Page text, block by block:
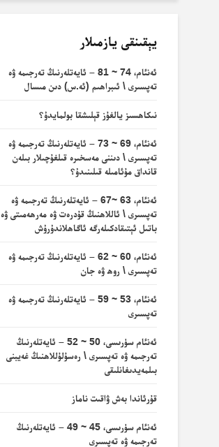
يېقىنقى يازمىلار
ئەنئام، 74 ~ 81 – ئايەتلەرنىڭ تەرجىمە ۋە
تەپسىرى \ ئىبراھىم (ئە.س) دىن مىسال
نىكاھسىز يالغۇز قېلىشقا بولمايدۇ؟
ئەنئام، 69 ~ 73 – ئايەتلەرنىڭ تەرجىمە ۋە
تەپسىرى \ دىننى مەسخىرە قىلغۇچىلار بىلەن
قانداق مۇئامىلە قىلىنىدۇ؟
ئەنئام، 63 ~67 – ئايەتلەرنىڭ تەرجىمە ۋە
تەپسىرى \ ئاللاھنىڭ قۇدرەت ۋە مەرھەمىتى ۋە
باتىل ئېتىقادكىلەرگە ئاگاھلاندۇرۇش
ئەنئام، 60 ~ 62 – ئايەتلەرنىڭ تەرجىمە ۋە
تەپسىرى \ روھ ۋە جان
ئەنئام، 53 ~ 59 – ئايەتلەرنىڭ تەرجىمە ۋە
تەپسىرى
ئەنئام سۈرىسى، 50 ~ 52 – ئايەتلەرنىڭ
تەرجىمە ۋە تەپسىرى \ رەسۇلۇللاھنىڭ غەيبنى
بىلمەيدىغانلىقى
قۇرئاندا بەش ۋاقىت ناماز
ئەنئام سۈرىسى، 45 ~ 49 – ئايەتلەرنىڭ
تەرجىمە ۋە تەپسىرى